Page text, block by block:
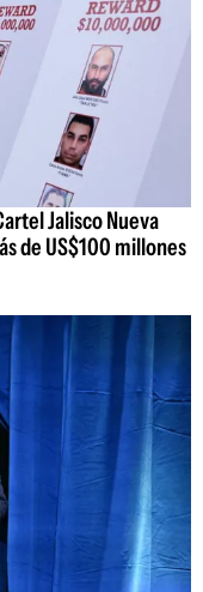
Jalisco Nueva
de US$100 millones